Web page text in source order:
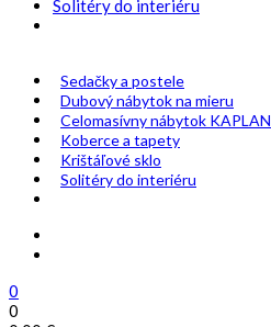
Solitéry do interiéru
Sedačky a postele
Dubový nábytok na mieru
Celomasívny nábytok KAPLAN
Koberce a tapety
Krištáľové sklo
Solitéry do interiéru
0
0